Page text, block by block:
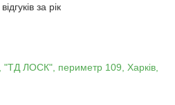
за рік
ЛОСК", периметр 109, Харків,